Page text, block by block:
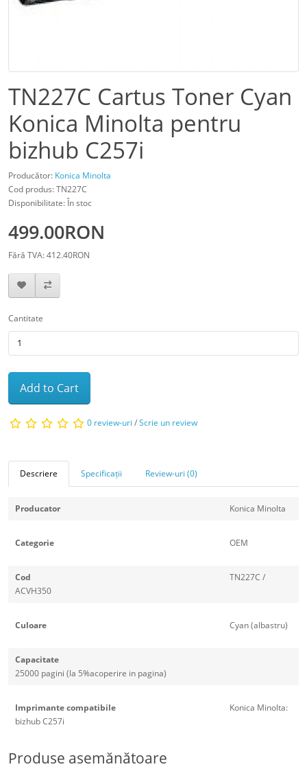
TN227C Cartus Toner Cyan
Konica Minolta pentru
bizhub C257i
Producător: Konica Minolta
Cod produs: TN227C
Disponibilitate: În stoc
499.00RON
Fără TVA: 412.40RON
Cantitate
Add to Cart
0 review-uri /Scrie un review
Descriere Specificații Review-uri (0)
Producator Konica Minolta
Categorie OEM
Cod
TN227C /
ACVH350
Culoare Cyan (albastru)
Capacitate
25000 pagini (la 5%acoperire in pagina)
Imprimante compatibile
Konica Minolta:
bizhub C257i
Produse asemănătoare